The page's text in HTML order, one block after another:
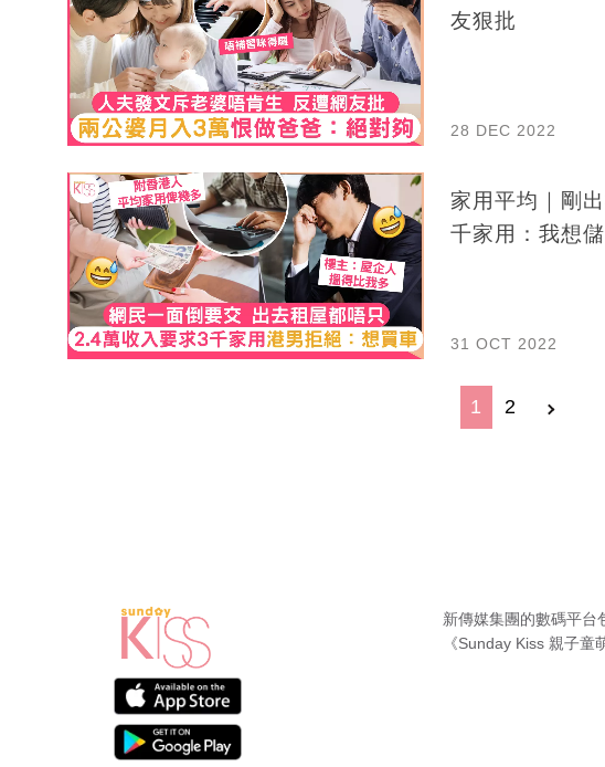
友狠批
28 DEC 2022
家用平均｜剛
千家用：我想
31 OCT 2022
1 2
新傳媒集團的數碼平台
《Sunday Kiss 親子童